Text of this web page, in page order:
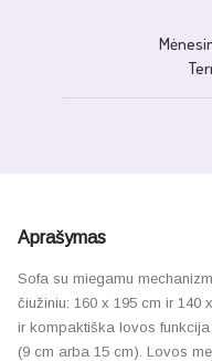
Aprašymas
Sofa su miegamu
čiužiniu: 160 x 195 cm ir 140
ir kompaktiška lovos
(9 cm arba 15 cm). Lovos